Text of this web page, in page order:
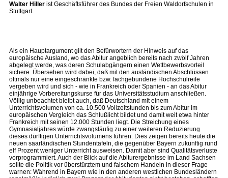
Walter Hiller ist Geschäftsführer des Bundes der Freien Waldorfschulen in
Stuttgart.
Als ein Hauptargument gilt den Befürwortern der Hinweis auf das
europäische Ausland, wo das Abitur angeblich bereits nach zwölf Jahren
abgelegt werde, was deren Schulabgängern einen Wettbewerbsvorteil
sichere. Übersehen wird dabei, daß mit den ausländischen Abschlüssen
oftmals nur eine eingeschränkte bzw. fachgebundene Hochschulreife
vergeben wird und sich - wie in Frankreich oder Spanien - an das Abitur
einjährige Vorbereitungskurse für das Universitätsstudium anschließen.
Völlig unbeachtet bleibt auch, daß Deutschland mit einem
Unterrichtsvolumen von ca. 10.500 Vollzeitstunden bis zum Abitur im
europäischen Vergleich das Schlußlicht bildet und damit weit etwa hinter
Frankreich mit seinen 12.000 Stunden liegt. Die Streichung eines
Gymnasialjahres würde zwangsläufig zu einer weiteren Reduzierung
dieses dürftigen Unterrichtsvolumens führen. Dies zeigen bereits heute die
neuen saarländischen Stundentafeln, die gegenüber Bayern zukünftig rund
elf Prozent weniger Unterricht ausweisen. Damit aber sind Qualitätsverluste
vorprogrammiert. Auch der Blick auf die Abiturergebnisse im Land Sachsen
sollte die Politik vor überstürztem und falschem Handeln in dieser Frage
warnen: Während in Bayern wie in den anderen westlichen Bundesländern